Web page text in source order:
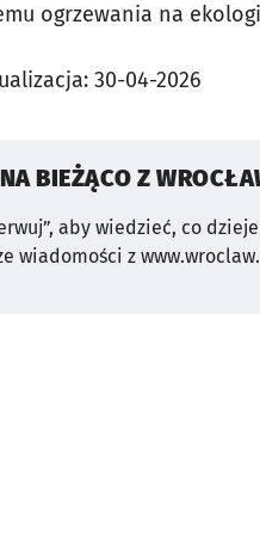
ogrzewania na
30-04-2026
BIEŻĄCO Z
aby wiedzieć, co
wiadomości z